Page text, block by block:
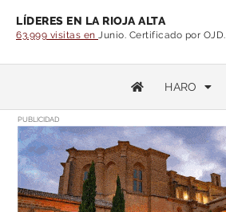
LÍDERES EN LA RIOJA ALTA
63.999 visitas en Junio. Certificado por OJD.
HARO
PUBLICIDAD